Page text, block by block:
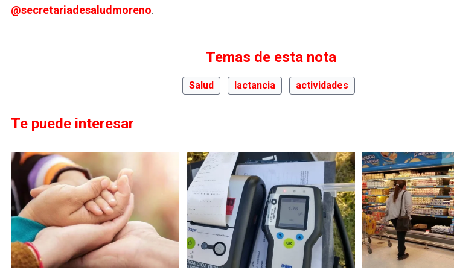
@secretariadesaludmoreno
Temas de esta nota
Salud lactancia actividades
Te puede interesar